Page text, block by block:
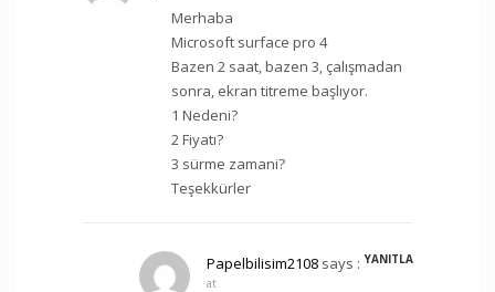
Merhaba
Microsoft surface pro 4
Bazen 2 saat, bazen 3, çalışmadan
sonra, ekran titreme başlıyor.
1 Nedeni?
2 Fiyatı?
3 sürme zamani?
Teşekkürler
Papelbilisim2108 says : YANITLA
at